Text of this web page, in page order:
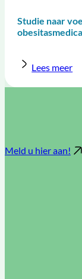
Studie naar
Lees meer
Meld u hier aan!